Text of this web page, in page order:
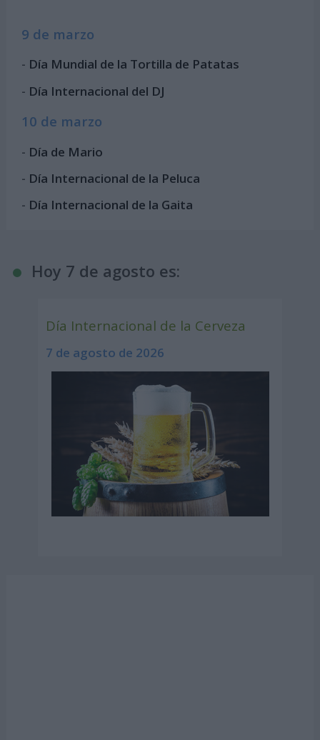
9 de marzo
- Día Mundial de la Tortilla de Patatas
- Día Internacional del DJ
10 de marzo
- Día de Mario
- Día Internacional de la Peluca
- Día Internacional de la Gaita
Hoy 7 de agosto es:
Día Internacional de la Cerveza
7 de agosto de 2026